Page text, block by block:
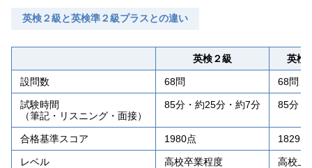
英検２級と英検準２級プラスとの違い
英検２級 英検
設問数 68問 68問
試験時間
（筆記・リスニング・面接）
85分・約25分・約7分 85分・
合格基準スコア 1980点 1829点
レベル 高校卒業程度 高校上